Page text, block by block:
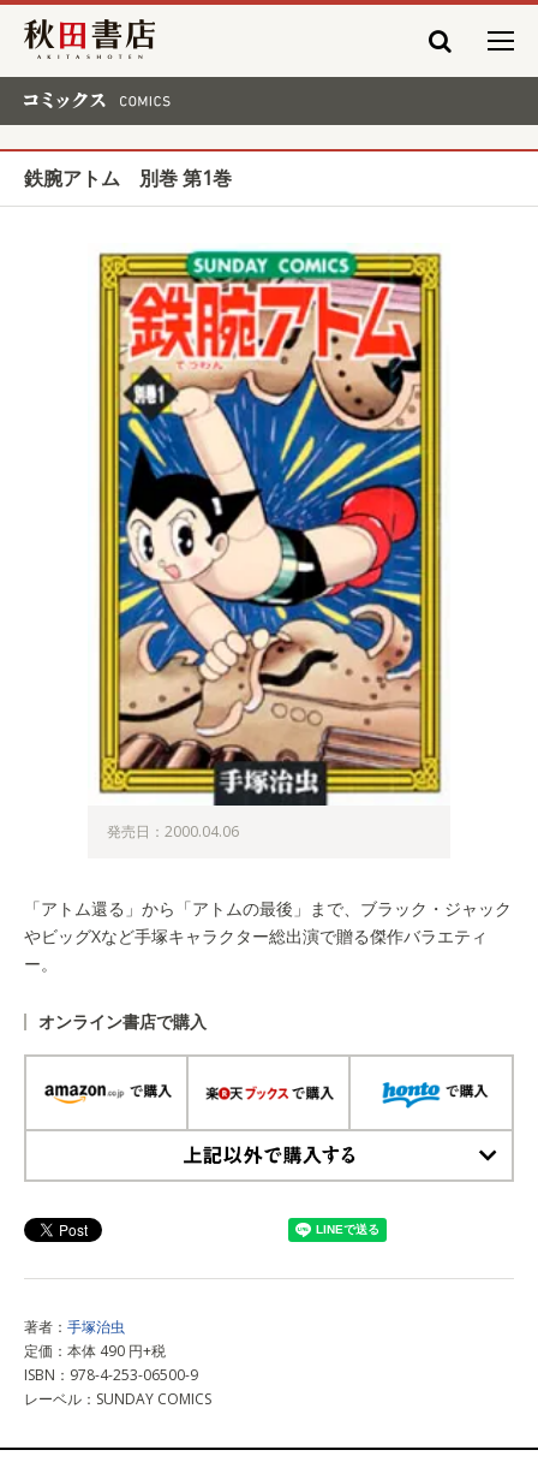
秋田書店
鉄腕アトム 別巻 第1巻
発売日：2000.04.06
「アトム還る」から「アトムの最後」まで、ブラック・ジャック
やビッグXなど手塚キャラクター総出演で贈る傑作バラエティ
ー。
オンライン書店で購入
著者： 手塚治虫
定価：本体 490 円+税
ISBN：978-4-253-06500-9
レーベル：SUNDAY COMICS